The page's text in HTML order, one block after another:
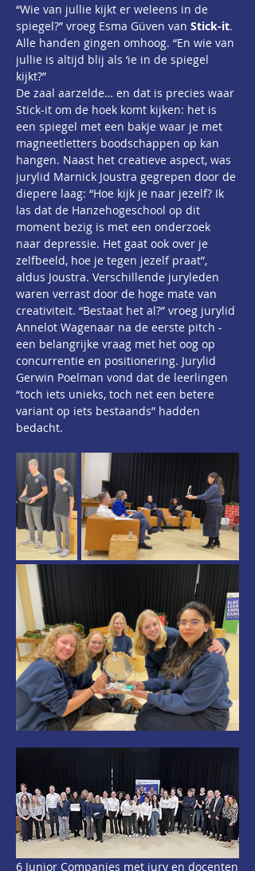
“Wie van jullie kijkt er weleens in de
spiegel?” vroeg Esma Güven van Stick-it.
Alle handen gingen omhoog. “En wie van
jullie is altijd blij als ‘ie in de spiegel
kijkt?”
De zaal aarzelde… en dat is precies waar
Stick-it om de hoek komt kijken: het is
een spiegel met een bakje waar je met
magneetletters boodschappen op kan
hangen. Naast het creatieve aspect, was
jurylid Marnick Joustra gegrepen door de
diepere laag: “Hoe kijk je naar jezelf? Ik
las dat de Hanzehogeschool op dit
moment bezig is met een onderzoek
naar depressie. Het gaat ook over je
zelfbeeld, hoe je tegen jezelf praat”,
aldus Joustra. Verschillende juryleden
waren verrast door de hoge mate van
creativiteit. “Bestaat het al?” vroeg jurylid
Annelot Wagenaar na de eerste pitch -
een belangrijke vraag met het oog op
concurrentie en positionering. Jurylid
Gerwin Poelman vond dat de leerlingen
“toch iets unieks, toch net een betere
variant op iets bestaands” hadden
bedacht.
6 Junior Companies met jury en docenten